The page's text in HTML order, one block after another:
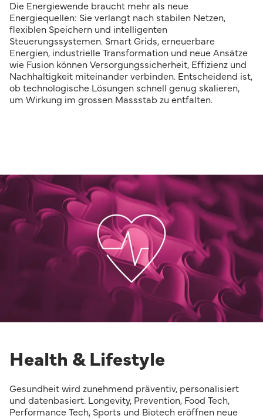
Die Energiewende braucht mehr als neue
Energiequellen: Sie verlangt nach stabilen Netzen,
flexiblen Speichern und intelligenten
Steuerungssystemen. Smart Grids, erneuerbare
Energien, industrielle Transformation und neue Ansätze
wie Fusion können Versorgungssicherheit, Effizienz und
Nachhaltigkeit miteinander verbinden. Entscheidend ist,
ob technologische Lösungen schnell genug skalieren,
um Wirkung im grossen Massstab zu entfalten.
Health & Lifestyle
Gesundheit wird zunehmend präventiv, personalisiert
und datenbasiert. Longevity, Prevention, Food Tech,
Performance Tech, Sports und Biotech eröffnen neue